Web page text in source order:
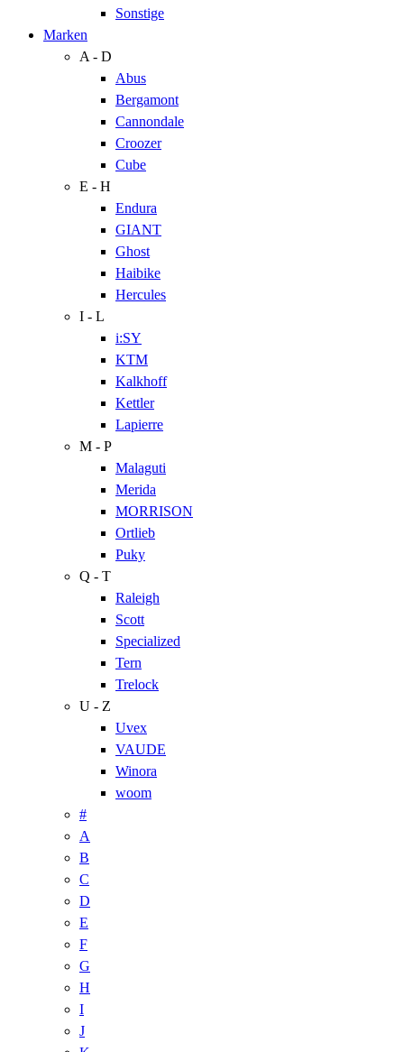
Sonstige
Marken
A - D
Abus
Bergamont
Cannondale
Croozer
Cube
E - H
Endura
GIANT
Ghost
Haibike
Hercules
I - L
i:SY
KTM
Kalkhoff
Kettler
Lapierre
M - P
Malaguti
Merida
MORRISON
Ortlieb
Puky
Q - T
Raleigh
Scott
Specialized
Tern
Trelock
U - Z
Uvex
VAUDE
Winora
woom
#
A
B
C
D
E
F
G
H
I
J